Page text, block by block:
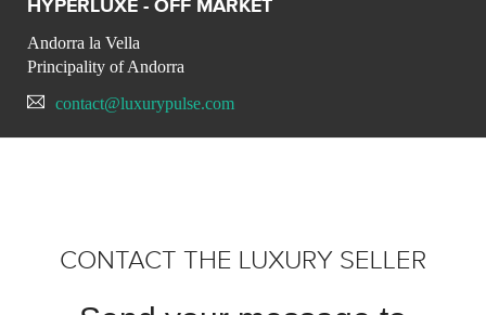
HYPERLUXE - OFF MARKET
Andorra la Vella
Principality of Andorra
contact@luxurypulse.com
CONTACT THE LUXURY SELLER